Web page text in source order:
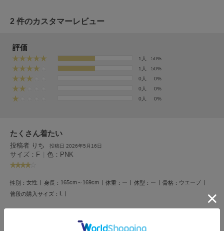
gelato pique
ジェラート ピケ
GELATO PIQUE CAT&DOG
gelato pique Sleep
ジェラート ピケ スリープ
GRAMICCI
グラミチ
2 件のカスタマーレビュー
評価
1人
50%
1人
50%
0人
0%
0人
0%
0人
0%
たくさん着たい
投稿者 りち 投稿日 2026年5月16日
サイズ：F | 色：PNK
性別： 女性 身長： 165cm～169cm 体重： ー 体型： ー 骨格： ウエーブ
普段の購入サイズ： L
なことはありませんでした。肩周りもボリュームが出て凄いことになるのではと心